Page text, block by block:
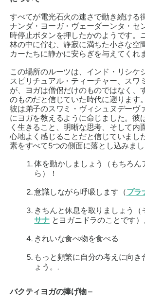
すべてが電光石火の速さで動き続ける
ナンダ・ヨーガ・ヴェーダーンタ・セ
時停止ボタンを押したかのようです。
林の中に佇む、静寂に満ちた小さな空
カーたちに静かに安らぎを与えてくれ
この場所のルーツは、インド・リシケ
スピリチュアル・ティーチャー、スワ
が、ヨガは僧侶だけのものではなく、
のものだと信じていた時代に遡ります
彼は弟子のスワミ・ヴィシュヌデーヴ
にヨガを教えるように命じました。彼
く生きること、明晰な思考、そして内
心地よく感じることだと信じていまし
素をすべて5つの側面に落とし込みまし
体を動かしましょう（もちろん
ら）！
意識しながら呼吸します（プラ
きちんと休息を取りましょう（
サナとヨガニドラのことです）
きれいな食べ物を食べる
もっと頻繁に自分の考えに向き
ょう。.
バクティヨガの捧げ物 –